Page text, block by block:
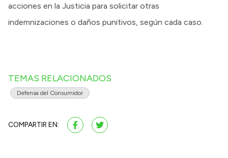
acciones en la Justicia para solicitar otras
indemnizaciones o daños punitivos, según cada caso.
TEMAS RELACIONADOS
Defensa del Consumidor
COMPARTIR EN: